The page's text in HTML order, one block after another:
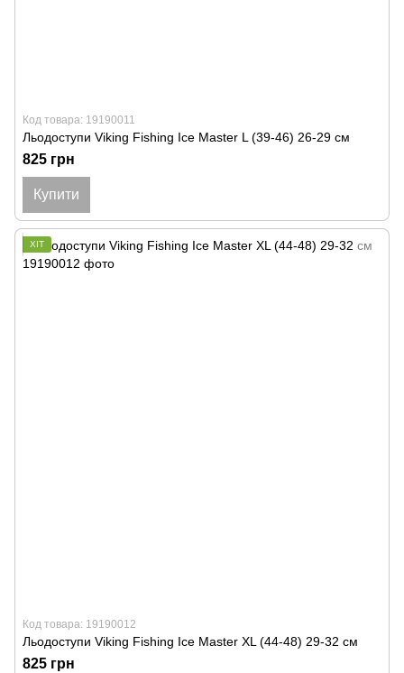
Код товара: 19190011
Льодоступи Viking Fishing Ice Master L (39-46) 26-29 см
825 грн
Купити
ХІТ
Код товара: 19190012
Льодоступи Viking Fishing Ice Master XL (44-48) 29-32 см
825 грн